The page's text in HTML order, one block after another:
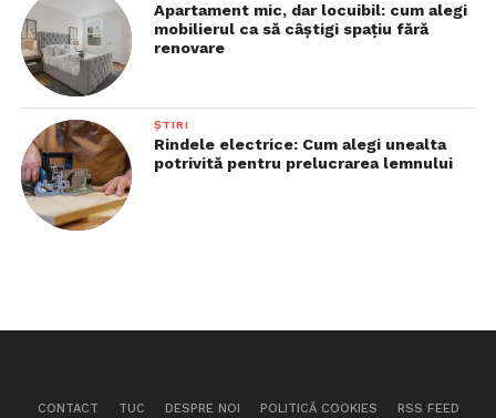
Apartament mic, dar locuibil: cum alegi
mobilierul ca să câștigi spațiu fără
renovare
ȘTIRI
Rindele electrice: Cum alegi unealta
potrivită pentru prelucrarea lemnului
CONTACT TUC DESPRE NOI POLITICĂ COOKIES RSS FEED